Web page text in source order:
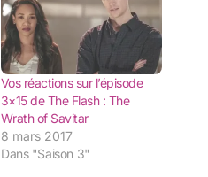
Vos réactions sur l’épisode
3×15 de The Flash : The
Wrath of Savitar
8 mars 2017
Dans "Saison 3"